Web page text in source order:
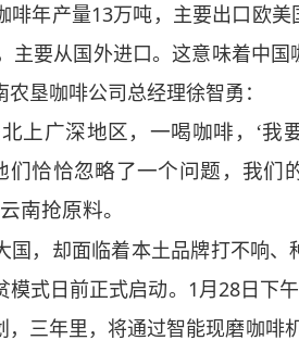
啡年产量13万吨，主要出口欧
主要从国外进口。这意味着中
垦咖啡公司总经理徐智勇：
上广深地区，一喝咖啡，‘我
们恰恰忽略了一个问题，我
南抢原料。
，却面临着本土品牌打不响、
式日前正式启动。1月28日下
，三年里，将通过智能现磨咖啡